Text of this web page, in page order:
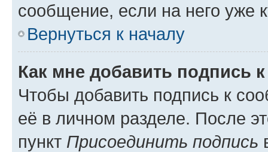
сообщение, если на него уже
Вернуться к началу
Как мне добавить подпись
Чтобы добавить подпись к
её в личном разделе. После
пункт Присоединить подпись